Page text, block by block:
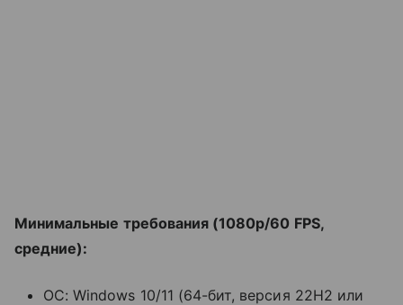
Минимальные требования (1080p/60 FPS,
средние):
ОС: Windows 10/11 (64-бит, версия 22H2 или